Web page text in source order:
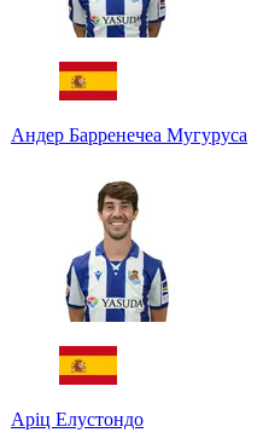
Андер Барренечеа Мугуруса
Аріц Елустондо